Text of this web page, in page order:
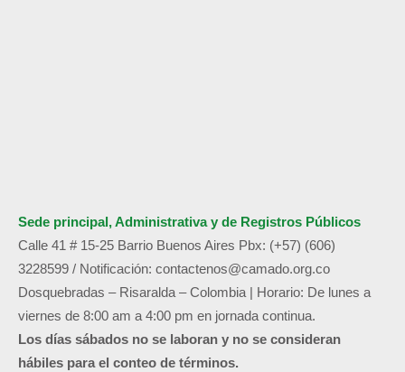
Sede principal, Administrativa y de Registros Públicos
Calle 41 # 15-25 Barrio Buenos Aires Pbx: (+57) (606)
3228599 / Notificación: contactenos@camado.org.co
Dosquebradas – Risaralda – Colombia | Horario: De lunes a
viernes de 8:00 am a 4:00 pm en jornada continua.
Los días sábados no se laboran y no se consideran
hábiles para el conteo de términos.